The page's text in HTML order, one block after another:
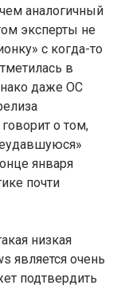
аналогичный
эксперты не
с когда-то
в
даже ОС
о том,
января
почти
низкая
является очень
подтвердить